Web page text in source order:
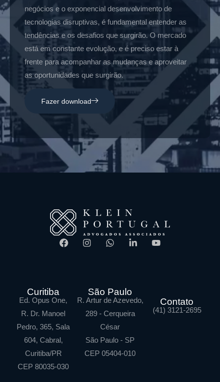
negócios e o exponencial desenvolvimento de
tecnologias disruptivas, é fundamental entender as
tendências e os desafios que surgirão. O mercado
está em constante evolução, e é preciso estar à
frente para acompanhar as mudanças e aproveitar
as oportunidades que surgirão.
Fazer download
Curitiba
Ed. Opus One,
R. Dr. Manoel
Pedro, 365, Sala
604, Cabral,
Curitiba/PR
CEP 80035-030
São Paulo
R. Artur de Azevedo,
289 - Cerqueira
César
São Paulo - SP
CEP 05404-010
Contato
(41) 3121-2695